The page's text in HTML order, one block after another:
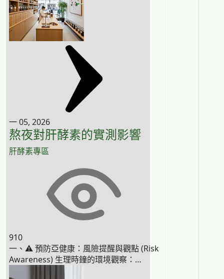
一 05, 2026
熬夜對肝酵素的實測影響
肝酵素專區
910
一、⚠️ 預防亞健康：風險提醒與觀點 (Risk
Awareness) 生理時鐘的環境觀察：…